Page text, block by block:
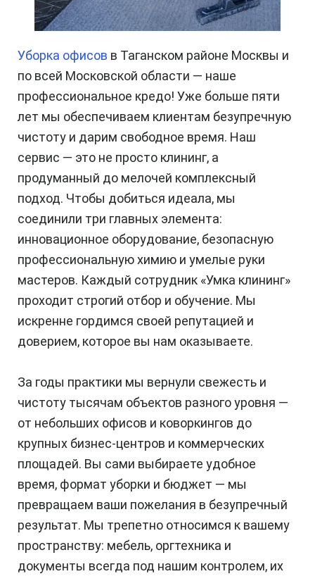
Уборка офисов в Таганском районе Москвы и
по всей Московской области — наше
профессиональное кредо! Уже больше пяти
лет мы обеспечиваем клиентам безупречную
чистоту и дарим свободное время. Наш
сервис — это не просто клининг, а
продуманный до мелочей комплексный
подход. Чтобы добиться идеала, мы
соединили три главных элемента:
инновационное оборудование, безопасную
профессиональную химию и умелые руки
мастеров. Каждый сотрудник «Умка клининг»
проходит строгий отбор и обучение. Мы
искренне гордимся своей репутацией и
доверием, которое вы нам оказываете.
За годы практики мы вернули свежесть и
чистоту тысячам объектов разного уровня —
от небольших офисов и коворкингов до
крупных бизнес-центров и коммерческих
площадей. Вы сами выбираете удобное
время, формат уборки и бюджет — мы
превращаем ваши пожелания в безупречный
результат. Мы трепетно относимся к вашему
пространству: мебель, оргтехника и
документы всегда под нашим контролем, их